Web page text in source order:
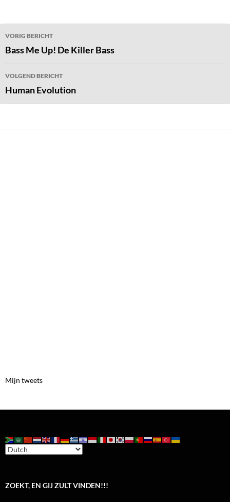
Bericht
navigatie
VORIG BERICHT
Bass Me Up! De Killer Bass
VOLGEND BERICHT
Human Evolution
Mijn tweets
ZOEKT, EN GIJ ZULT VINDEN!!!